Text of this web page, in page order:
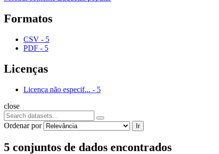
Formatos
CSV - 5
PDF - 5
Licenças
Licença não especif... - 5
close
Ordenar por Ir
5 conjuntos de dados encontrados